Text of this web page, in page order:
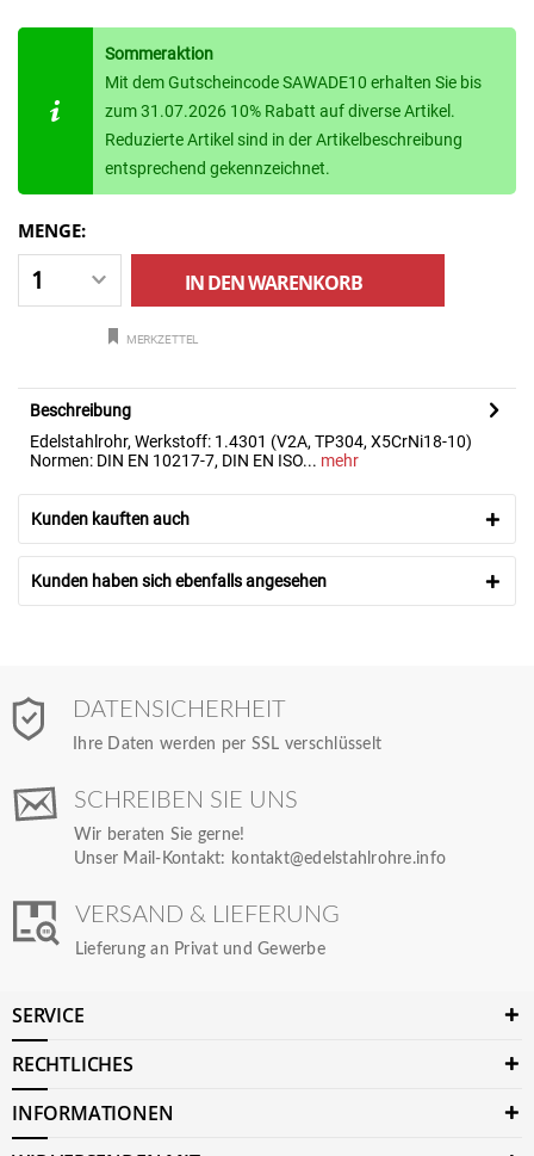
Sommeraktion
Mit dem Gutscheincode SAWADE10 erhalten Sie bis
zum 31.07.2026 10% Rabatt auf diverse Artikel.
Reduzierte Artikel sind in der Artikelbeschreibung
entsprechend gekennzeichnet.
MENGE:
IN DENWARENKORB
MERKZETTEL
Beschreibung
Edelstahlrohr, Werkstoff: 1.4301 (V2A, TP304, X5CrNi18-10)
Normen: DIN EN 10217-7, DIN EN ISO... mehr
Kunden kauften auch
Kunden haben sich ebenfalls angesehen
DATENSICHERHEIT
Ihre Daten werden per SSL verschlüsselt
SCHREIBEN SIE UNS
Wir beraten Sie gerne!
Unser Mail-Kontakt: kontakt@edelstahlrohre.info
VERSAND & LIEFERUNG
Lieferung an Privat und Gewerbe
SERVICE
RECHTLICHES
INFORMATIONEN